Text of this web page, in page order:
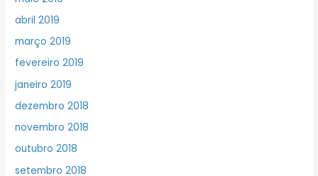
abril 2019
março 2019
fevereiro 2019
janeiro 2019
dezembro 2018
novembro 2018
outubro 2018
setembro 2018